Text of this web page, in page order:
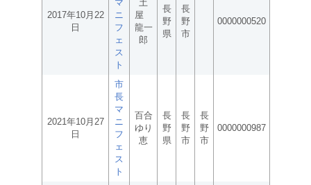
2017年10月22
日
マ
ニ
フ
ェ
ス
ト
土
屋
龍一
郎
長
野
県
長
野
市
0000000520
2021年10月27
日
市
長
マ
ニ
フ
ェ
ス
ト
百合
ゆり
恵
長
野
県
長
野
市
長
野
市
0000000987